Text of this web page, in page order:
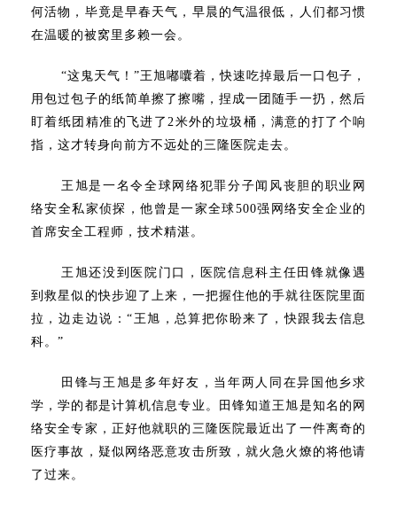
何活物，毕竟是早春天气，早晨的气温很低，人们都习惯
在温暖的被窝里多赖一会。
“这鬼天气！”王旭嘟囔着，快速吃掉最后一口包子，
用包过包子的纸简单擦了擦嘴，捏成一团随手一扔，然后
盯着纸团精准的飞进了2米外的垃圾桶，满意的打了个响
指，这才转身向前方不远处的三隆医院走去。
王旭是一名令全球网络犯罪分子闻风丧胆的职业网
络安全私家侦探，他曾是一家全球500强网络安全企业的
首席安全工程师，技术精湛。
王旭还没到医院门口，医院信息科主任田锋就像遇
到救星似的快步迎了上来，一把握住他的手就往医院里面
拉，边走边说：“王旭，总算把你盼来了，快跟我去信息
科。”
田锋与王旭是多年好友，当年两人同在异国他乡求
学，学的都是计算机信息专业。田锋知道王旭是知名的网
络安全专家，正好他就职的三隆医院最近出了一件离奇的
医疗事故，疑似网络恶意攻击所致，就火急火燎的将他请
了过来。